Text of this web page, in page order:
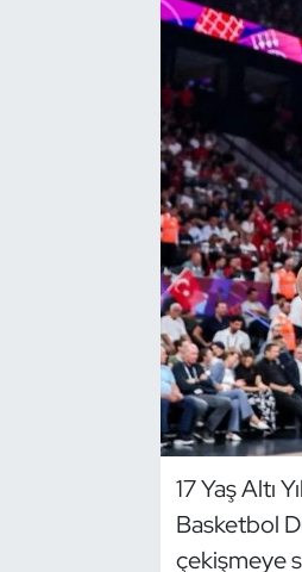
17 Yaş Altı
Basketbol
çekişmeye
Çim Hokeyi
Cimnastik
Dans Sporları
Dövüş Sanatı